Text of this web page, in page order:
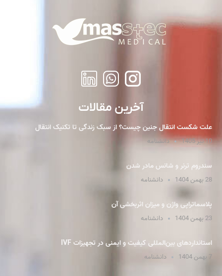
آخرین مقالات
علت شکست انتقال جنین چیست؟ از سبک زندگی تا تکنیک انتقال
10 تیر 1405 دانشنامه
سندروم ترنر و شانس مادر شدن
28 بهمن 1404 دانشنامه
پلاسما‌تراپی واژن و میزان اثربخشی آن
23 بهمن 1404 دانشنامه
استانداردهای بین‌المللی کیفیت و ایمنی در تجهیزات IVF
7 بهمن 1404 دانشنامه